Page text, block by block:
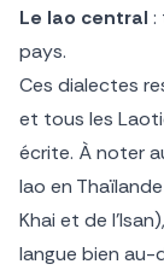
Le lao central :
pays.
Ces dialectes
et tous les
écrite. À noter
lao en
Khai et de
langue bien au-